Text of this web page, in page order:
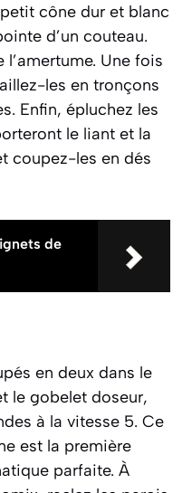
cône dur et blanc
d’un couteau.
Une fois
les en tronçons
Enfin, épluchez les
le liant et la
coupez-les en dés
de
en deux dans le
le gobelet doseur,
à la vitesse 5. Ce
est la première
parfaite. À